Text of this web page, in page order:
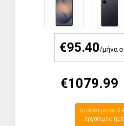
€95.40/μήνα
€1079.99
Διαθέσιμο σε 3
εργάσιμες